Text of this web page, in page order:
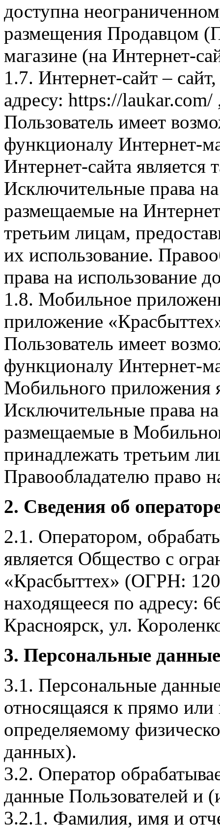
доступна
размещения Продавцом
магазине (на Интернет-
1.7. Интернет-сайт –
адресу: https://laukar.com/
Пользователь имеет
функционалу Интернет-
Интернет-сайта
Исключительные права
размещаемые на
третьим лицам,
их использование.
права на использование
1.8. Мобильное
приложение
Пользователь имеет
функционалу Интернет-
Мобильного приложения
Исключительные права
размещаемые в
принадлежать третьим
Правообладателю право
2. Сведения об
2.1. Оператором,
является Общество с
«Красбыттех» (ОГРН:
находящееся по адресу:
Красноярск, ул.
3. Персональные
3.1. Персональные
относящаяся к прямо
определяемому
данных).
3.2. Оператор
данные Пользователей и
3.2.1. Фамилия, имя и